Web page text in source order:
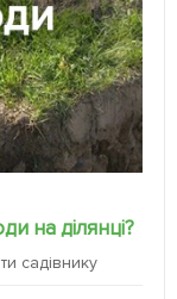
на ділянці?
садівнику